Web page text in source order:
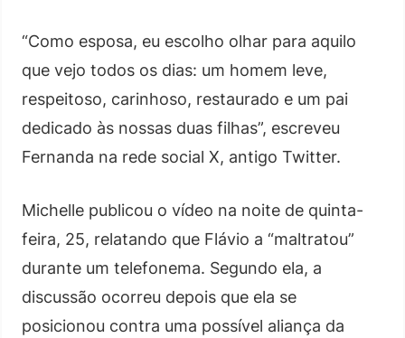
“Como esposa, eu escolho olhar para aquilo
que vejo todos os dias: um homem leve,
respeitoso, carinhoso, restaurado e um pai
dedicado às nossas duas filhas”, escreveu
Fernanda na rede social X, antigo Twitter.
Michelle publicou o vídeo na noite de quinta-
feira, 25, relatando que Flávio a “maltratou”
durante um telefonema. Segundo ela, a
discussão ocorreu depois que ela se
posicionou contra uma possível aliança da